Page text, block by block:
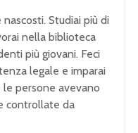
Studiai più di
nella biblioteca
più giovani. Feci
legale e imparai
le persone avevano
controllate da